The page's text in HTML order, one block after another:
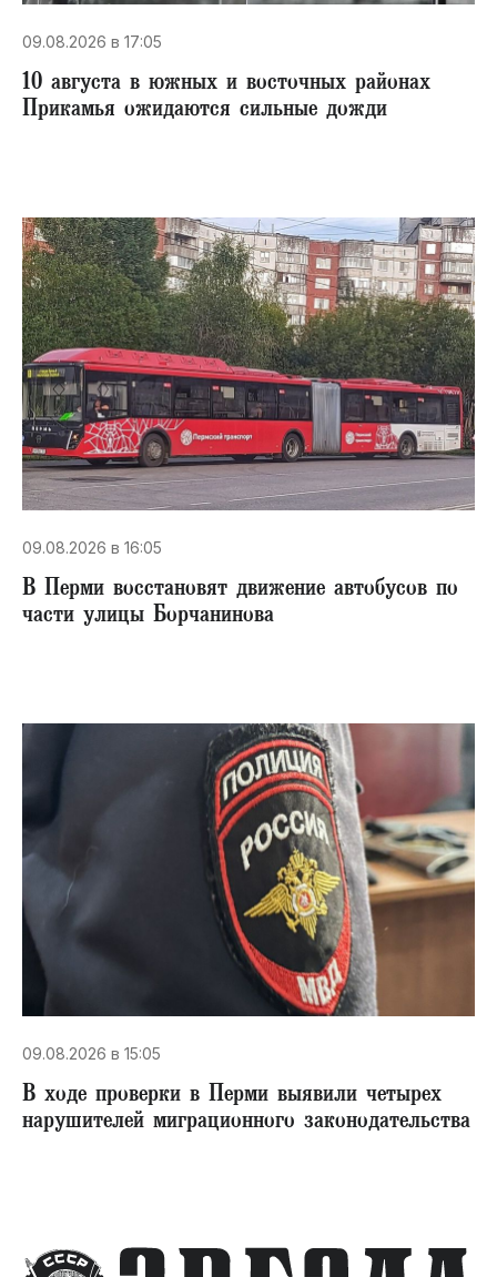
09.08.2026 в 17:05
10 августа в южных и восточных районах
Прикамья ожидаются сильные дожди
09.08.2026 в 16:05
В Перми восстановят движение автобусов по
части улицы Борчанинова
09.08.2026 в 15:05
В ходе проверки в Перми выявили четырех
нарушителей миграционного законодательства